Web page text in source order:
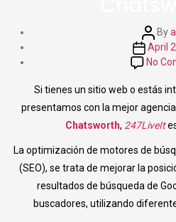
Post
author
By
Post
date
April
No
Si tienes un sitio web o estás
presentamos con la mejor
Chatsworth, 247LiveIt
La optimización de motores de
(SEO), se trata de mejorar la
resultados de búsqueda de
buscadores, utilizando